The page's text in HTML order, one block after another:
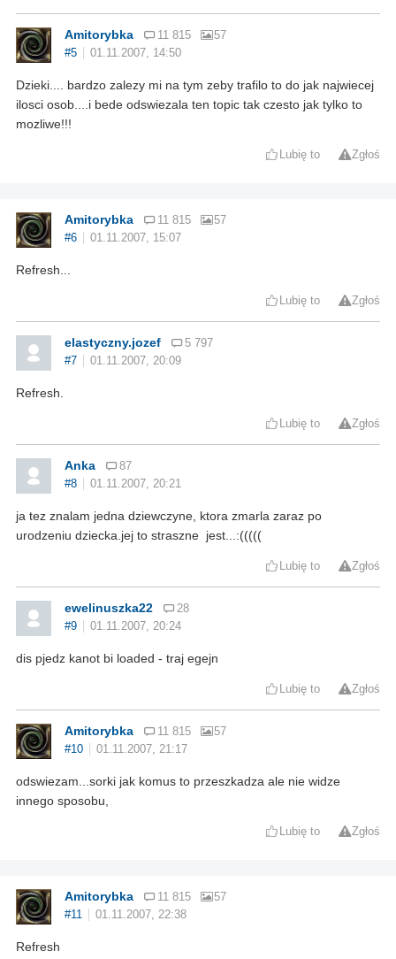
Amitorybka 11 815
57
#5
01.11.2007, 14:50
Dzieki.... bardzo zalezy mi na tym zeby trafilo to do jak najwiecej
ilosci osob....i bede odswiezala ten topic tak czesto jak tylko to
mozliwe!!!
Lubię to Zgłoś
Amitorybka 11 815
57
#6
01.11.2007, 15:07
Refresh...
Lubię to Zgłoś
elastyczny.jozef
5 797
#7
01.11.2007, 20:09
Refresh.
Lubię to Zgłoś
Anka
87
#8
01.11.2007, 20:21
ja tez znalam jedna dziewczyne, ktora zmarla zaraz po
urodzeniu dziecka.jej to straszne jest...:(((((
Lubię to Zgłoś
ewelinuszka22
28
#9
01.11.2007, 20:24
dis pjedz kanot bi loaded - traj egejn
Lubię to Zgłoś
Amitorybka 11 815
57
#10
01.11.2007, 21:17
odswiezam...sorki jak komus to przeszkadza ale nie widze
innego sposobu,
Lubię to Zgłoś
Amitorybka 11 815
57
#11
01.11.2007, 22:38
Refresh